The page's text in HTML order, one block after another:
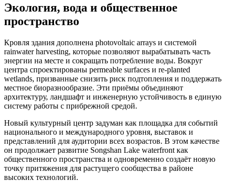
Экология, вода и общественное
пространство
Кровля здания дополнена photovoltaic arrays и системой
rainwater harvesting, которые позволяют вырабатывать часть
энергии на месте и сокращать потребление воды. Вокруг
центра спроектированы permeable surfaces и re-planted
wetlands, призванные снизить риск подтопления и поддержать
местное биоразнообразие. Эти приёмы объединяют
архитектуру, ландшафт и инженерную устойчивость в единую
систему работы с прибрежной средой.
Новый культурный центр задуман как площадка для событий
национального и международного уровня, выставок и
представлений для аудитории всех возрастов. В этом качестве
он продолжает развитие Songshan Lake waterfront как
общественного пространства и одновременно создаёт новую
точку притяжения для растущего сообщества в районе
высоких технологий.